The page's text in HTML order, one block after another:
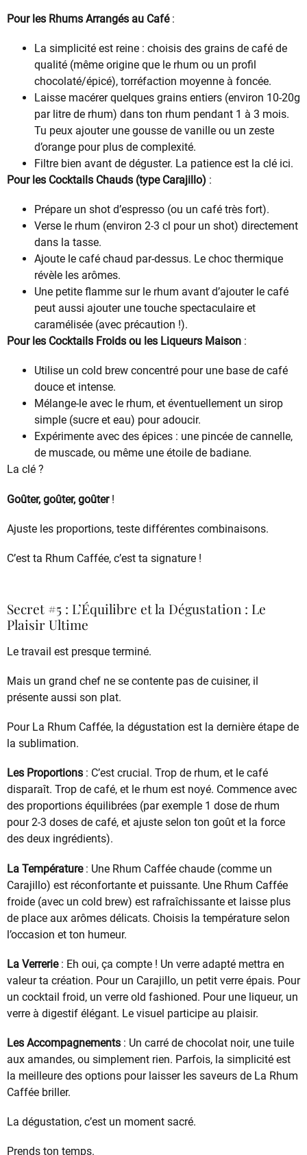
Pour les Rhums Arrangés au Café:
La simplicité est reine : choisis des grains de café de
qualité (même origine que le rhum ou un profil
chocolaté/épicé), torréfaction moyenne à foncée.
Laisse macérer quelques grains entiers (environ 10-20g
par litre de rhum) dans ton rhum pendant 1 à 3 mois.
Tu peux ajouter une gousse de vanille ou un zeste
d’orange pour plus de complexité.
Filtre bien avant de déguster. La patience est la clé ici.
Pour les Cocktails Chauds (type Carajillo) :
Prépare un shot d’espresso (ou un café très fort).
Verse le rhum (environ 2-3 cl pour un shot) directement
dans la tasse.
Ajoute le café chaud par-dessus. Le choc thermique
révèle les arômes.
Une petite flamme sur le rhum avant d’ajouter le café
peut aussi ajouter une touche spectaculaire et
caramélisée (avec précaution !).
Pour les Cocktails Froids ou les Liqueurs Maison :
Utilise un cold brew concentré pour une base de café
douce et intense.
Mélange-le avec le rhum, et éventuellement un sirop
simple (sucre et eau) pour adoucir.
Expérimente avec des épices : une pincée de cannelle,
de muscade, ou même une étoile de badiane.
La clé ?
Goûter, goûter, goûter!
Ajuste les proportions, teste différentes combinaisons.
C’est ta Rhum Caffée, c’est ta signature !
Secret #5 : L’Équilibre et la Dégustation : Le
Plaisir Ultime
Le travail est presque terminé.
Mais un grand chef ne se contente pas de cuisiner, il
présente aussi son plat.
Pour La Rhum Caffée, la dégustation est la dernière étape de
la sublimation.
Les Proportions : C’est crucial. Trop de rhum, et le café
disparaît. Trop de café, et le rhum est noyé. Commence avec
des proportions équilibrées (par exemple 1 dose de rhum
pour 2-3 doses de café, et ajuste selon ton goût et la force
des deux ingrédients).
La Température: Une Rhum Caffée chaude (comme un
Carajillo) est réconfortante et puissante. Une Rhum Caffée
froide (avec un cold brew) est rafraîchissante et laisse plus
de place aux arômes délicats. Choisis la température selon
l’occasion et ton humeur.
La Verrerie: Eh oui, ça compte ! Un verre adapté mettra en
valeur ta création. Pour un Carajillo, un petit verre épais. Pour
un cocktail froid, un verre old fashioned. Pour une liqueur, un
verre à digestif élégant. Le visuel participe au plaisir.
Les Accompagnements : Un carré de chocolat noir, une tuile
aux amandes, ou simplement rien. Parfois, la simplicité est
la meilleure des options pour laisser les saveurs de La Rhum
Caffée briller.
La dégustation, c’est un moment sacré.
Prends ton temps.